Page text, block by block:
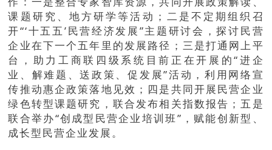
课题研究、地方研学等活动；二是不定期组织召
开“‘十五五’民营经济发展”主题研讨会，探讨民营
企业在下一个五年里的发展路径；三是打通网上平
台，助力工商联四级系统目前正在开展的“进企
业、解难题、送政策、促发展”活动，利用网络宣
传推动惠企政策落地见效；四是共同开展民营企业
绿色转型课题研究，联合发布相关指数报告；五是
联合举办“创成型民营企业培训班”，赋能创新型、
成长型民营企业发展。